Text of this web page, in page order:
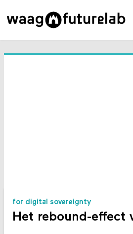
for digital sovereignty
Het rebound-effect